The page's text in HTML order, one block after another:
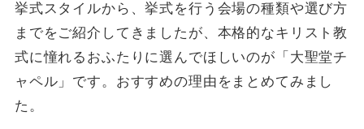
挙式スタイルから、挙式を行う会場の種類や選び方
までをご紹介してきましたが、本格的なキリスト教
式に憧れるおふたりに選んでほしいのが「大聖堂チ
ャペル」です。おすすめの理由をまとめてみまし
た。